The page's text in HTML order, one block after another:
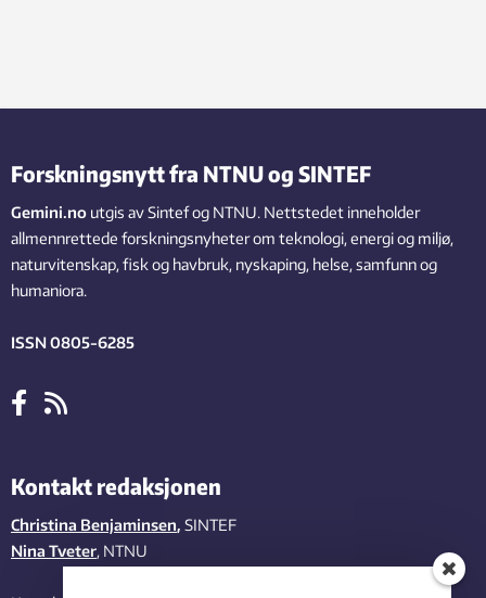
Forskningsnytt fra NTNU og SINTEF
Gemini.no utgis av Sintef og NTNU. Nettstedet inneholder
allmennrettede forskningsnyheter om teknologi, energi og miljø,
naturvitenskap, fisk og havbruk, nyskaping, helse, samfunn og
humaniora.
ISSN 0805-6285
Kontakt redaksjonen
Christina Benjaminsen, SINTEF
Nina Tveter, NTNU